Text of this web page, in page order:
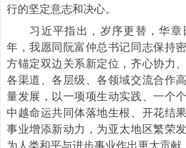
行的坚定意志和决心。
习近平指出，岁序更替，华章
年，我愿同阮富仲总书记同志保持
方锚定双边关系新定位，齐心协力
各渠道、各层级、各领域交流合作
量发展，以一项项生动实践、一个
中越命运共同体落地生根、开花结
事业增添新动力，为亚太地区繁荣
为人类和平与进步事业作出更大贡献。